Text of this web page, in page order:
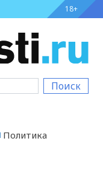
18+
Поиск
Политика